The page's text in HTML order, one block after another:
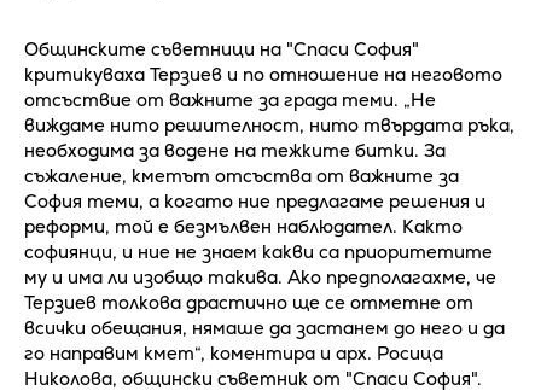
Общинските съветници на "Спаси София"
критикуваха Терзиев и по отношение на неговото
отсъствие от важните за града теми. „Не
виждаме нито решителност, нито твърдата ръка,
необходима за водене на тежките битки. За
съжаление, кметът отсъства от важните за
София теми, а когато ние предлагаме решения и
реформи, той е безмълвен наблюдател. Както
софиянци, и ние не знаем какви са приоритетите
му и има ли изобщо такива. Ако предполагахме, че
Терзиев толкова драстично ще се отметне от
всички обещания, нямаше да застанем до него и да
го направим кмет“, коментира и арх. Росица
Николова, общински съветник от "Спаси София".